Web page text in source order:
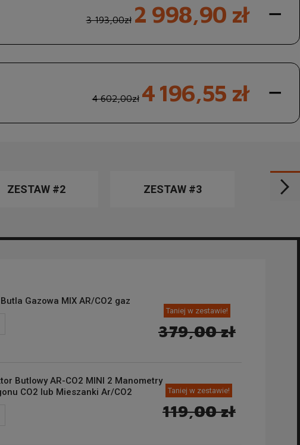
3 193,00zł 2 998,90 zł
4 602,00zł 4 196,55 zł
Butla Gazowa MIX AR/CO2 gaz
379,00 zł
Taniej w zestawie!
Butlowy AR-CO2 MINI 2 Manometry
CO2 lub Mieszanki Ar/CO2
119,00 zł
Taniej w zestawie!
ZESTAW #2 ZESTAW #3